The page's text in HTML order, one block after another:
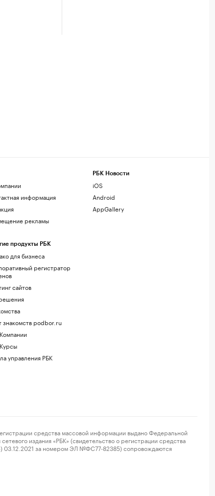
информация
рекламы
продукты РБК
для бизнеса
регистратор
сайтов
знакомств podbor.ru
управления РБК
РБК Новости
iOS
Android
AppGallery
средства массовой информации выдано Федеральной
издания «РБК» (свидетельство о регистрации средства
03.12.2021 за номером ЭЛ №ФС77-82385) сопровождаются